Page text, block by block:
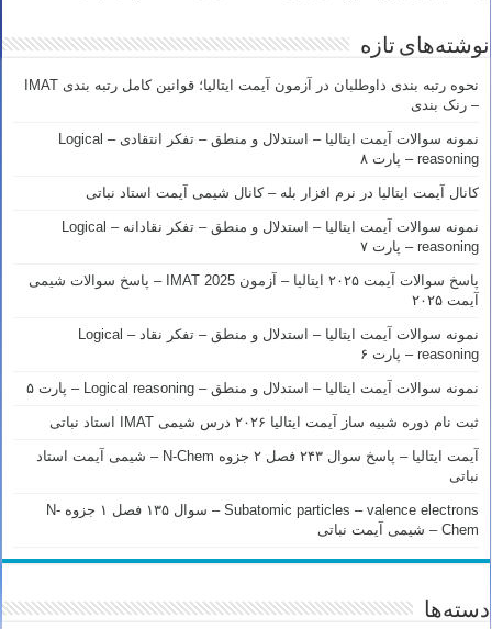
نوشته‌های تازه
نحوه رتبه بندی داوطلبان در آزمون آیمت ایتالیا؛ قوانین کامل رتبه بندی IMAT
– رنک بندی
نمونه سوالات آیمت ایتالیا – استدلال و منطق – تفکر انتقادی – Logical
reasoning – پارت ۸
کانال آیمت ایتالیا در نرم افزار بله – کانال شیمی آیمت استاد نباتی
نمونه سوالات آیمت ایتالیا – استدلال و منطق – تفکر نقادانه – Logical
reasoning – پارت ۷
پاسخ سوالات آیمت ۲۰۲۵ ایتالیا – آزمون IMAT 2025 – پاسخ سوالات شیمی
آیمت ۲۰۲۵
نمونه سوالات آیمت ایتالیا – استدلال و منطق – تفکر نقاد – Logical
reasoning – پارت ۶
نمونه سوالات آیمت ایتالیا – استدلال و منطق – Logical reasoning – پارت ۵
ثبت نام دوره شبیه ساز آیمت ایتالیا ۲۰۲۶ درس شیمی IMAT استاد نباتی
آیمت ایتالیا – پاسخ سوال ۲۴۳ فصل ۲ جزوه N-Chem – شیمی آیمت استاد
نباتی
Subatomic particles – valence electrons – سوال ۱۳۵ فصل ۱ جزوه N-
Chem – شیمی آیمت نباتی
دسته‌ها